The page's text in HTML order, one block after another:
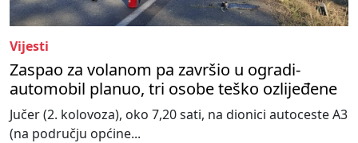
Vijesti
Zaspao za volanom pa završio u ogradi-
automobil planuo, tri osobe teško ozlijeđene
Jučer (2. kolovoza), oko 7,20 sati, na dionici autoceste A3
(na području općine...